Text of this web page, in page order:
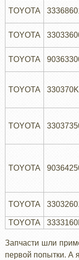
TOYOTA
TOYOTA
TOYOTA
TOYOTA
TOYOTA
TOYOTA
TOYOTA
TOYOTA
Запчасти шли
первой попытки. А